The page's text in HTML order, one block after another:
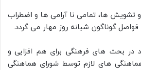
تشویش ها، تمامی نا آرامی ها و اضطراب
فواصل گوناگون شبانه روز مهار می گردد.
در بحث های فرهنگی برای هم افزایی و
های لازم توسط شورای هماهنگی